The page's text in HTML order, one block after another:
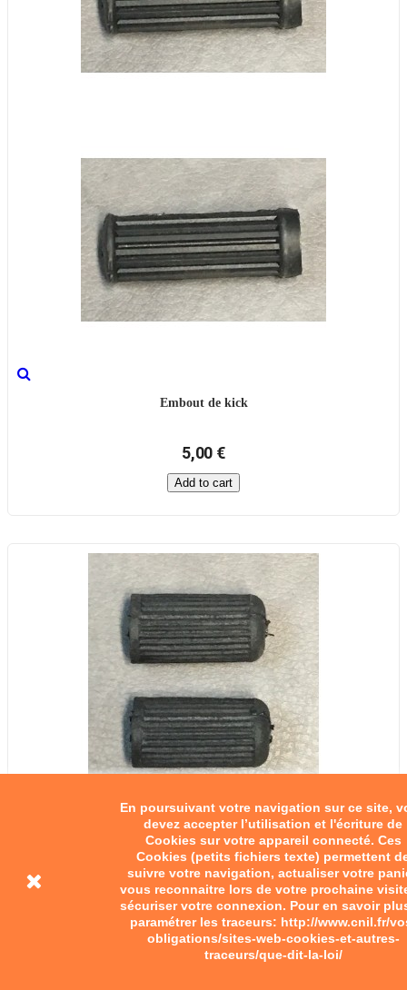
En poursuivant votre navigation sur ce site,
devez accepter l’utilisation et l'écriture de
Cookies sur votre appareil connecté. Ces
Cookies (petits fichiers texte) permettent
suivre votre navigation, actualiser votre
vous reconnaitre lors de votre prochaine
sécuriser votre connexion. Pour en savoir
paramétrer les traceurs: http://www.cnil.fr/
obligations/sites-web-cookies-et-autres-
traceurs/que-dit-la-loi/
Embout de kick
5,00 €
Add to cart